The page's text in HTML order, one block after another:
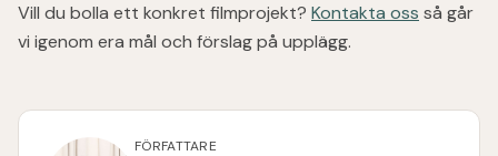
Vill du bolla ett konkret filmprojekt? Kontakta oss så går
vi igenom era mål och förslag på upplägg.
FÖRFATTARE